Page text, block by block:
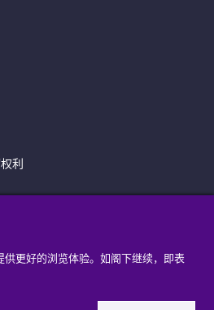
更好的浏览体验。如阁下继续，即表
利